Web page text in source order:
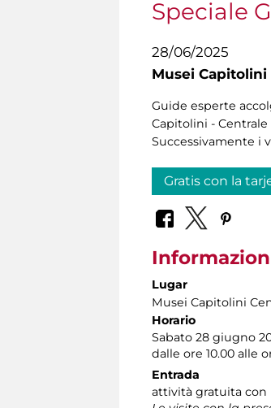
Speciale
28/06/2025
Musei
Guide esperte
Capitolini -
Successivamente i
Gratis con la
Lugar
Musei Capitolini
Horario
Sabato 28 giugno
dalle ore 10.00 alle
Entrada
attività gratuita con